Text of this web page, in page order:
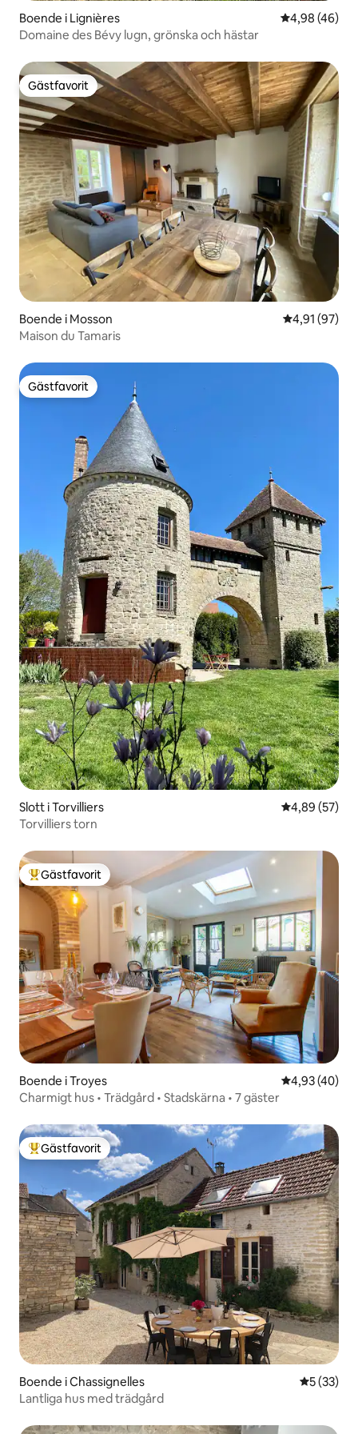
Boende i Lignières 4,98 av 5 i
4,98 (46)
Domaine des Bévy lugn, grönska och hästar
Gästfavorit
Gästfavorit
Boende i Mosson 4,91 av 5 i
4,91 (97)
Maison du Tamaris
Gästfavorit
Gästfavorit
Slott i Torvilliers 4,89 av 5 i
4,89 (57)
Torvilliers torn
Populär gästfavorit
Gästfavorit
Boende i Troyes 4,93 av 5 i
4,93 (40)
Charmigt hus • Trädgård • Stadskärna • 7 gäster
Populär gästfavorit
Gästfavorit
Boende i Chassignelles 5 av 5 i
5 (33)
Lantliga hus med trädgård